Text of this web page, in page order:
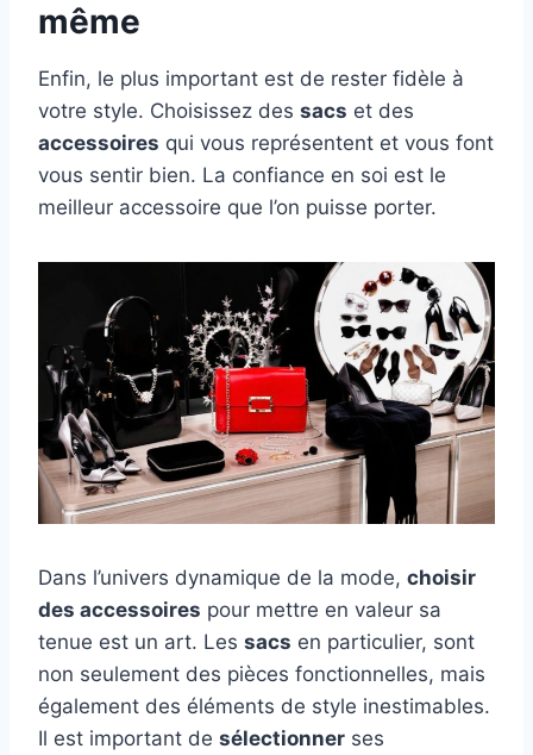
même
Enfin, le plus important est de rester fidèle à
votre style. Choisissez des sacs et des
accessoires qui vous représentent et vous font
vous sentir bien. La confiance en soi est le
meilleur accessoire que l’on puisse porter.
Dans l’univers dynamique de la mode, choisir
des accessoires pour mettre en valeur sa
tenue est un art. Les sacs en particulier, sont
non seulement des pièces fonctionnelles, mais
également des éléments de style inestimables.
Il est important de sélectionner ses